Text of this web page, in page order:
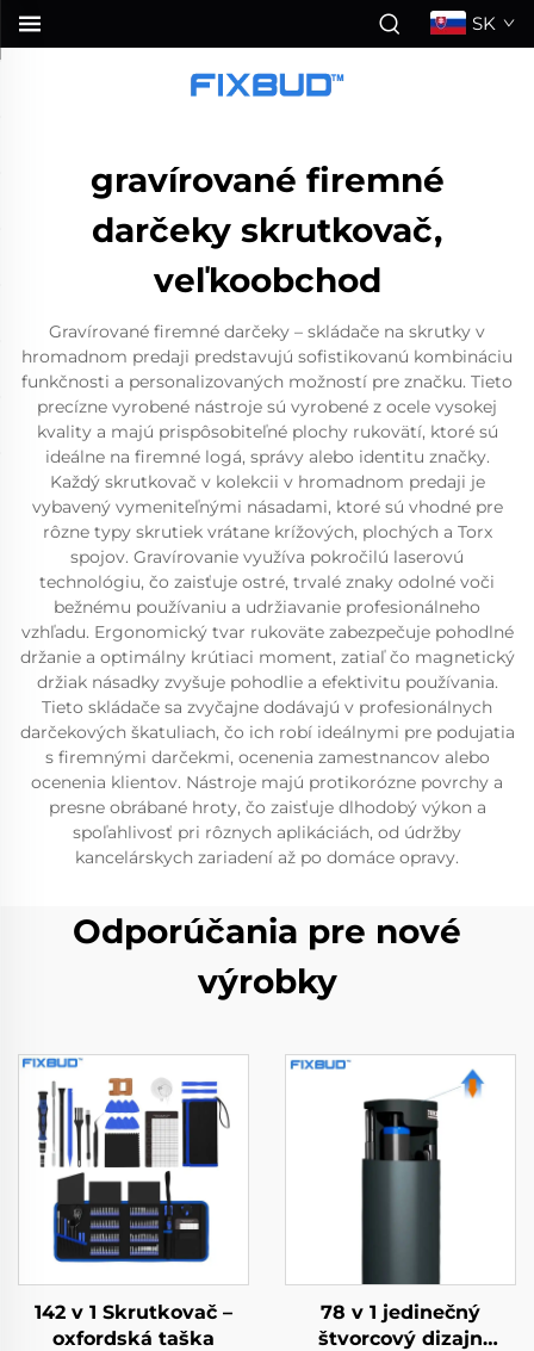
SK
gravírované firemné
darčeky skrutkovač,
veľkoobchod
Gravírované firemné darčeky – skládače na skrutky v
hromadnom predaji predstavujú sofistikovanú kombináciu
funkčnosti a personalizovaných možností pre značku. Tieto
precízne vyrobené nástroje sú vyrobené z ocele vysokej
kvality a majú prispôsobiteľné plochy rukovätí, ktoré sú
ideálne na firemné logá, správy alebo identitu značky.
Každý skrutkovač v kolekcii v hromadnom predaji je
vybavený vymeniteľnými násadami, ktoré sú vhodné pre
rôzne typy skrutiek vrátane krížových, plochých a Torx
spojov. Gravírovanie využíva pokročilú laserovú
technológiu, čo zaisťuje ostré, trvalé znaky odolné voči
bežnému používaniu a udržiavanie profesionálneho
vzhľadu. Ergonomický tvar rukoväte zabezpečuje pohodlné
držanie a optimálny krútiaci moment, zatiaľ čo magnetický
držiak násadky zvyšuje pohodlie a efektivitu používania.
Tieto skládače sa zvyčajne dodávajú v profesionálnych
darčekových škatuliach, čo ich robí ideálnymi pre podujatia
s firemnými darčekmi, ocenenia zamestnancov alebo
ocenenia klientov. Nástroje majú protikorózne povrchy a
presne obrábané hroty, čo zaisťuje dlhodobý výkon a
spoľahlivosť pri rôznych aplikáciách, od údržby
kancelárskych zariadení až po domáce opravy.
Odporúčania pre nové
výrobky
142 v 1 Skrutkovač –
oxfordská taška
78 v 1 jedinečný
štvorcový dizajn